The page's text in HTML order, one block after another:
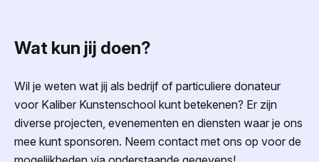
Wat kun jij doen?
Wil je weten wat jij als bedrijf of particuliere donateur
voor Kaliber Kunstenschool kunt betekenen? Er zijn
diverse projecten, evenementen en diensten waar je ons
mee kunt sponsoren. Neem contact met ons op voor de